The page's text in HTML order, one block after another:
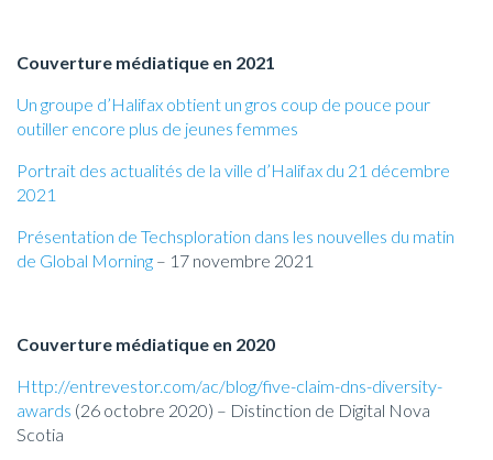
Couverture médiatique en 2021
Un groupe d’Halifax obtient un gros coup de pouce pour
outiller encore plus de jeunes femmes
Portrait des actualités de la ville d’Halifax du 21 décembre
2021
Présentation de Techsploration dans les nouvelles du matin
de Global Morning – 17 novembre 2021
Couverture médiatique en 2020
Http://entrevestor.com/ac/blog/five-claim-dns-diversity-
awards (26 octobre 2020) – Distinction de Digital Nova
Scotia